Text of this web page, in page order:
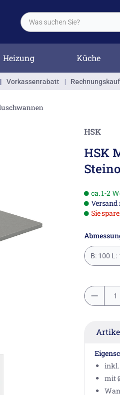
Heizung Küche
| Vorkassenrabatt |
HSK
HSK
ca. 1-2
Versand
Sie
B: 100 L:
inkl.
mit